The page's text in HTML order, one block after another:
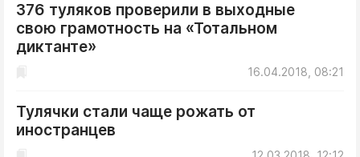
376 туляков проверили в выходные
свою грамотность на «Тотальном
диктанте»
16.04.2018, 08:21
Тулячки стали чаще рожать от
иностранцев